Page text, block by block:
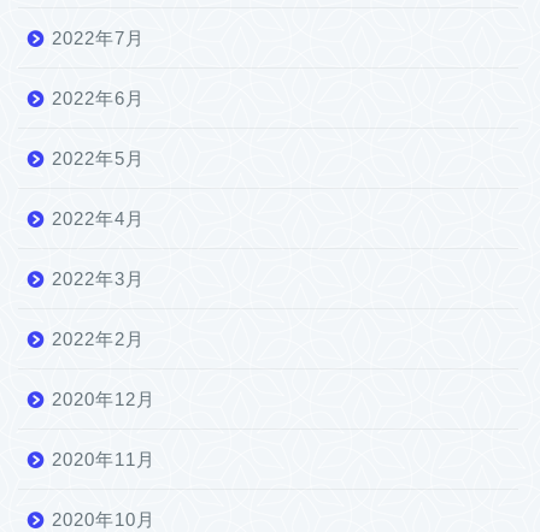
2022年7月
2022年6月
2022年5月
2022年4月
2022年3月
2022年2月
2020年12月
2020年11月
2020年10月